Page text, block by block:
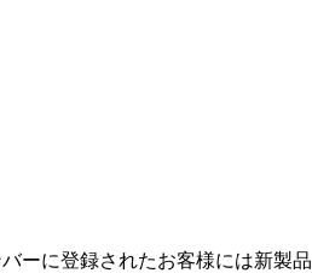
ーに登録されたお客様には新製